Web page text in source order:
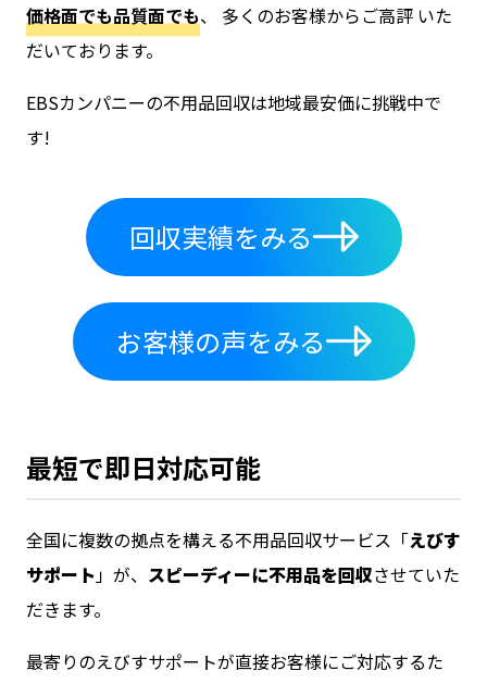
価格面でも品質面でも、 多くのお客様からご高評 いた
だいております。
EBSカンパニーの不用品回収は地域最安価に挑戦中で
す!
回収実績をみる
お客様の声をみる
最短で即日対応可能
全国に複数の拠点を構える不用品回収サービス「えびす
サポート 」が、 スピーディーに不用品を回収させていた
だきます。
最寄りのえびすサポートが直接お客様にご対応するた